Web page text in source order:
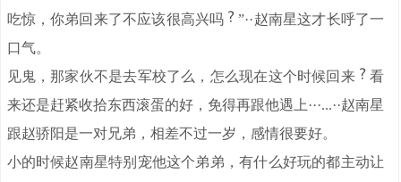
吃惊，你弟回来了不应该很高兴吗
”··赵南星这才长呼了一
口气。
见鬼，那家伙不是去军校了么，怎么现在这个时候回来
看
来还是赶紧收拾东西滚蛋的好，免得再跟他遇上···...··赵南星
跟赵骄阳是一对兄弟，相差不过一岁，感情很要好。
小的时候赵南星特别宠他这个弟弟，有什么好玩的都主动让